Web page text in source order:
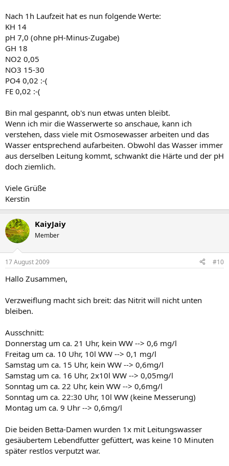
Nach 1h Laufzeit hat es nun folgende Werte:
KH 14
pH 7,0 (ohne pH-Minus-Zugabe)
GH 18
NO2 0,05
NO3 15-30
PO4 0,02 :-(
FE 0,02 :-(
Bin mal gespannt, ob's nun etwas unten bleibt.
Wenn ich mir die Wasserwerte so anschaue, kann ich
verstehen, dass viele mit Osmosewasser arbeiten und das
Wasser entsprechend aufarbeiten. Obwohl das Wasser immer
aus derselben Leitung kommt, schwankt die Härte und der pH
doch ziemlich.
Viele Grüße
Kerstin
KaiyJaiy
Member
17 August 2009 #10
Hallo Zusammen,
Verzweiflung macht sich breit: das Nitrit will nicht unten
bleiben.
Ausschnitt:
Donnerstag um ca. 21 Uhr, kein WW --> 0,6 mg/l
Freitag um ca. 10 Uhr, 10l WW --> 0,1 mg/l
Samstag um ca. 15 Uhr, kein WW --> 0,6mg/l
Samstag um ca. 16 Uhr, 2x10l WW --> 0,05mg/l
Sonntag um ca. 22 Uhr, kein WW --> 0,6mg/l
Sonntag um ca. 22:30 Uhr, 10l WW (keine Messerung)
Montag um ca. 9 Uhr --> 0,6mg/l
Die beiden Betta-Damen wurden 1x mit Leitungswasser
gesäubertem Lebendfutter gefüttert, was keine 10 Minuten
später restlos verputzt war.